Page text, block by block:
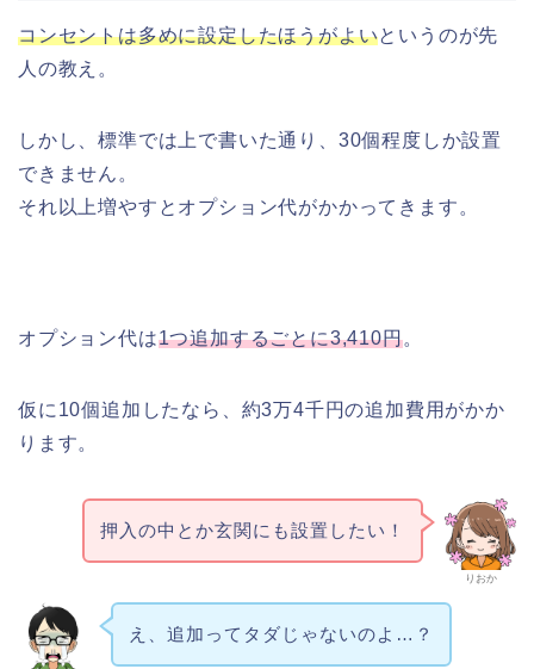
コンセントは多めに設定したほうがよいというのが先
人の教え。
しかし、標準では上で書いた通り、30個程度しか設置
できません。
それ以上増やすとオプション代がかかってきます。
オプション代は1つ追加するごとに3,410円。
仮に10個追加したなら、約3万4千円の追加費用がかか
ります。
りおか
押入の中とか玄関にも設置したい！
え、追加ってタダじゃないのよ…？